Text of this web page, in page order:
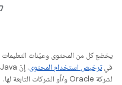
يخضع كل من المحتوى وعيّنات
فيترخيص استخدام المحتوى
لشركة Oracle و/أو الشركات التابعة لها.